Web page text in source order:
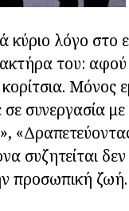
κύριο λόγο στο
του: αφού
κορίτσια. Μόνος
συνεργασία
συζητείται δεν
προσωπική ζωή.